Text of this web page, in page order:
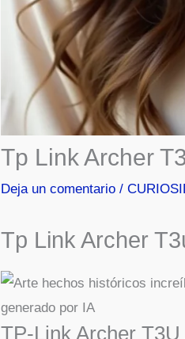
Tp Link Archer
Deja un comentario /
Tp Link Archer
TP-Link Archer